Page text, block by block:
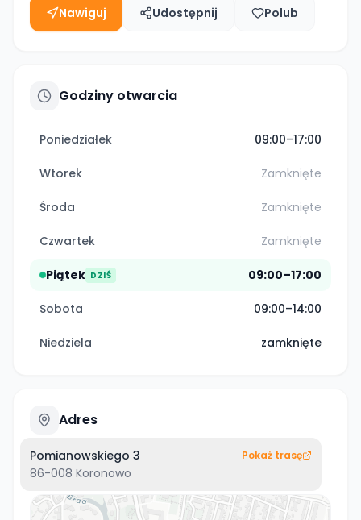
Nawiguj Udostępnij Polub
Godziny otwarcia
Poniedziałek 09:00–17:00
Wtorek Zamknięte
Środa Zamknięte
Czwartek Zamknięte
Piątek DZIŚ 09:00–17:00
Sobota 09:00–14:00
Niedziela zamknięte
Adres
Pomianowskiego 3
86-008 Koronowo
Pokaż trasę